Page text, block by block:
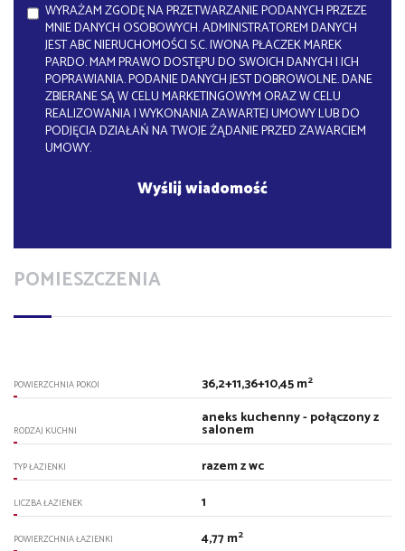
WYRAŻAM ZGODĘ NA PRZETWARZANIE PODANYCH PRZEZE
MNIE DANYCH OSOBOWYCH. ADMINISTRATOREM DANYCH
JEST ABC NIERUCHOMOŚCI S.C. IWONA PŁACZEK MAREK
PARDO. MAM PRAWO DOSTĘPU DO SWOICH DANYCH I ICH
POPRAWIANIA. PODANIE DANYCH JEST DOBROWOLNE. DANE
ZBIERANE SĄ W CELU MARKETINGOWYM ORAZ W CELU
REALIZOWANIA I WYKONANIA ZAWARTEJ UMOWY LUB DO
PODJĘCIA DZIAŁAŃ NA TWOJE ŻĄDANIE PRZED ZAWARCIEM
UMOWY.
POMIESZCZENIA
POWIERZCHNIA POKOI 36,2+11,36+10,45 m2
RODZAJ KUCHNI
aneks kuchenny - połączony z
salonem
TYP ŁAZIENKI razem z wc
LICZBA ŁAZIENEK 1
POWIERZCHNIA ŁAZIENKI 4,77 m2